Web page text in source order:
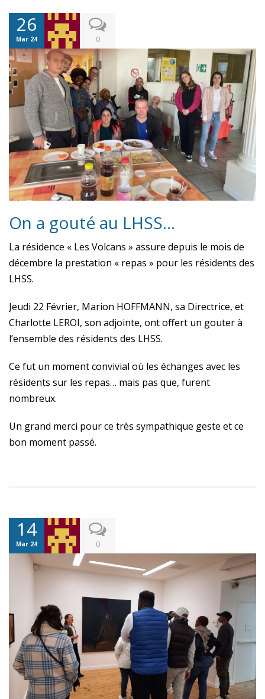
26
Mar 24 0
On a gouté au LHSS…
La résidence « Les Volcans » assure depuis le mois de
décembre la prestation « repas » pour les résidents des
LHSS.
Jeudi 22 Février, Marion HOFFMANN, sa Directrice, et
Charlotte LEROI, son adjointe, ont offert un gouter à
l’ensemble des résidents des LHSS.
Ce fut un moment convivial où les échanges avec les
résidents sur les repas… mais pas que, furent
nombreux.
Un grand merci pour ce très sympathique geste et ce
bon moment passé.
14
Mar 24 0